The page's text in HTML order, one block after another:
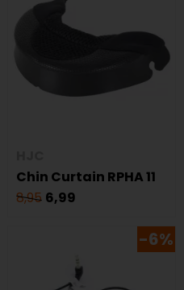
Chin Curtain RPHA 11
8,95 6,99
-6%